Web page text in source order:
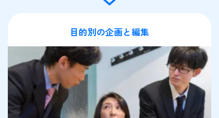
目的別の企画と編集